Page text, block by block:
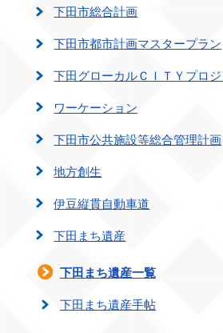
下田市総合計画
下田市都市計画マスタープラン
下田グローカルＣＩＴＹプロジ
ワーケーション
下田市公共施設等総合管理計画
地方創生
伊豆縦貫自動車道
下田まち遺産
下田まち遺産一覧
下田まち遺産手帖